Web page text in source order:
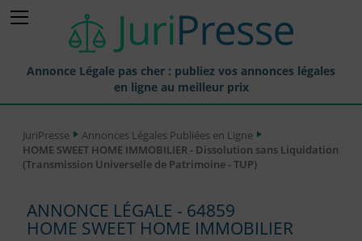
Annonce Légale pas cher : publiez vos annonces légales
en ligne au meilleur prix
Annonces Légales Publiées
Journaux Habilités (JAL) Annonces Légales
JuriPresse
Annonces Légales Publiées en Ligne
HOME SWEET HOME IMMOBILIER - Dissolution sans Liquidation
(Transmission Universelle de Patrimoine - TUP)
ANNONCE LÉGALE - 64859
HOME SWEET HOME IMMOBILIER